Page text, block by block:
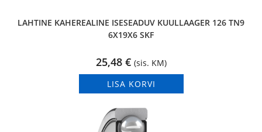
LAHTINE KAHEREALINE ISESEADUV KUULLAAGER 126 TN9
6X19X6 SKF
25,48 € (sis. KM)
LISA KORVI